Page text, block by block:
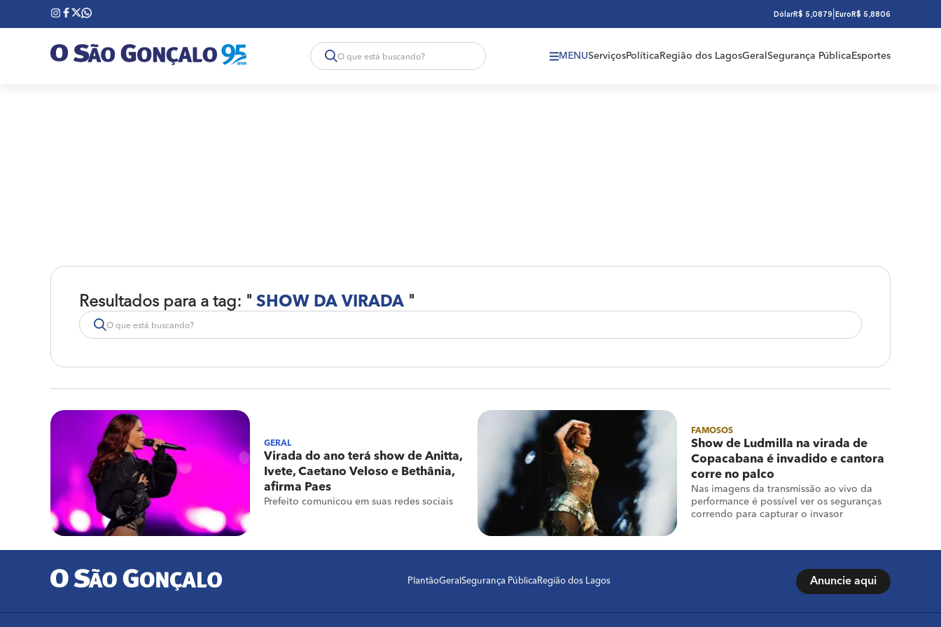
DólarR$ 5,0879 Euro R$ 5,8806
MENUServiçosPolítica Região dos LagosGeral Segurança Pública Esportes
Resultados para a tag: " SHOW DA VIRADA "
GERAL
Virada do ano terá show de Anitta,
Ivete, Caetano Veloso e Bethânia,
afirma Paes
Prefeito comunicou em suas redes sociais
FAMOSOS
Show de Ludmilla na virada de
Copacabana é invadido e cantora
corre no palco
Nas imagens da transmissão ao vivo da
performance é possível ver os seguranças
correndo para capturar o invasor
PlantãoGeral Segurança Pública Região dos Lagos Anuncie aqui